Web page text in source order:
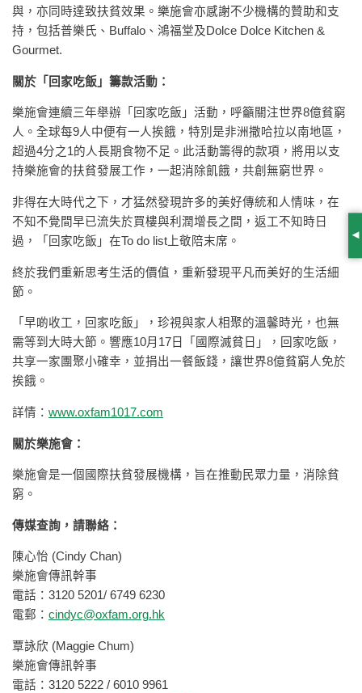
與，亦同時達致扶貧效果。樂施會亦感謝不少機構的贊助和支
持，包括普樂氏、Buffalo、鴻福堂及Dolce Dolce Kitchen &
Gourmet.
關於「回家吃飯」籌款活動：
樂施會連續三年舉辦「回家吃飯」活動，呼籲關注世界8億貧窮
人。全球每9人中便有一人挨餓，特別是非洲撒哈拉以南地區，
超過4分之1的人長期食物不足。此活動籌得的款項，將用以支
持樂施會的扶貧發展工作，一起消除飢餓，共創無窮世界。
非得在大時代之下，才猛然發現許多的美好傳統和人情味，在
不知不覺間早已流失於買樓與利潤增長之間，返工不知時日
過，「回家吃飯」在To do list上敬陪末席。
終於我們重新思考生活的價值，重新發現平凡而美好的生活細
節。
「早啲收工，回家吃飯」，珍視與家人相聚的溫馨時光，也無
需等到大時大節。響應10月17日「國際滅貧日」，回家吃飯，
共享一家團聚小確幸，並捐出一餐飯錢，讓世界8億貧窮人免於
挨餓。
詳情： www.oxfam1017.com
關於樂施會：
樂施會是一個國際扶貧發展機構，旨在推動民眾力量，消除貧
窮。
傳媒查詢，請聯絡：
陳心怡 (Cindy Chan)
樂施會傳訊幹事
電話：3120 5201/ 6749 6230
電郵： cindyc@oxfam.org.hk
覃詠欣 (Maggie Chum)
樂施會傳訊幹事
電話：3120 5222 / 6010 9961